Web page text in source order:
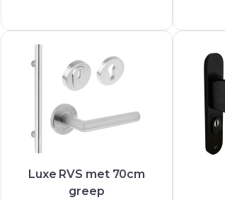
Luxe RVS met 70cm
greep